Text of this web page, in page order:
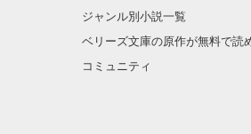
ジャンル別小説一覧
ベリーズ文庫の原作が無料で読
コミュニティ